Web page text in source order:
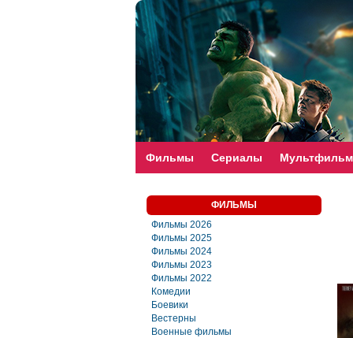
faste-torrent.com
Фильмы Сериалы
ФИЛЬМЫ
Фильмы 2026
Фильмы 2025
Фильмы 2024
Фильмы 2023
Фильмы 2022
Комедии
Боевики
Вестерны
Военные фильмы